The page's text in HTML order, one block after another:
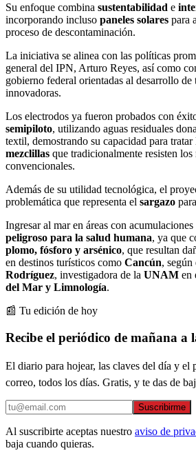
Su enfoque combina sustentabilidad e
incorporando incluso paneles solares para
proceso de descontaminación.
La iniciativa se alinea con las políticas
general del IPN, Arturo Reyes, así como
gobierno federal orientadas al desarrollo de
innovadoras.
Los electrodos ya fueron probados con
semipiloto, utilizando aguas residuales
textil, demostrando su capacidad para tratar
mezclillas que tradicionalmente resisten los
convencionales.
Además de su utilidad tecnológica, el
problemática que representa el sargazo
Ingresar al mar en áreas con acumulaciones
peligroso para la salud humana, ya que
plomo, fósforo y arsénico, que resultan
en destinos turísticos como Cancún,
Rodríguez, investigadora de la UNAM en
del Mar y Limnología.
📰 Tu edición de hoy
Recibe el periódico de mañana a
El diario para hojear, las claves del día y
correo, todos los días. Gratis, y te das de
Suscribirme
Al suscribirte aceptas nuestro aviso de
baja cuando quieras.